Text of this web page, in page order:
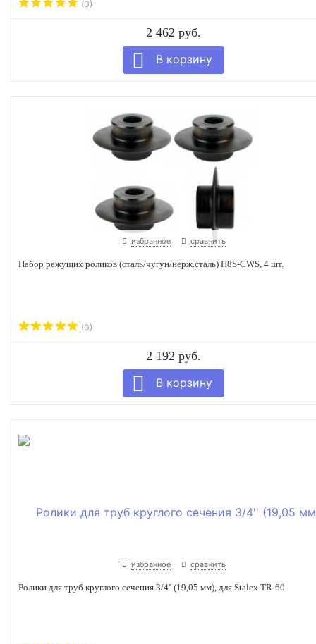
(0)
2 462 руб.
избранное сравнить
Набор режущих роликов (сталь/чугун/нерж.сталь) H8S-CWS, 4 шт.
(0)
2 192 руб.
избранное сравнить
Ролики для труб круглого сечения 3/4'' (19,05 мм), для Stalex TR-60